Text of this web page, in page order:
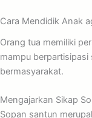
Cara Mendidik Anak
Orang tua memiliki
mampu
bermasyarakat.
Mengajarkan Sikap
Sopan santun